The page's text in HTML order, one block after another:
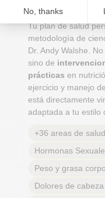
Recibe tu
Tu plan de salud
metodología de
Dr. Andy Walshe.
sino de
prácticasen
ejercicio y manejo
está directamente
adaptada a tu estilo
+36 areas de
Hormonas
Peso y grasa
Dolores de